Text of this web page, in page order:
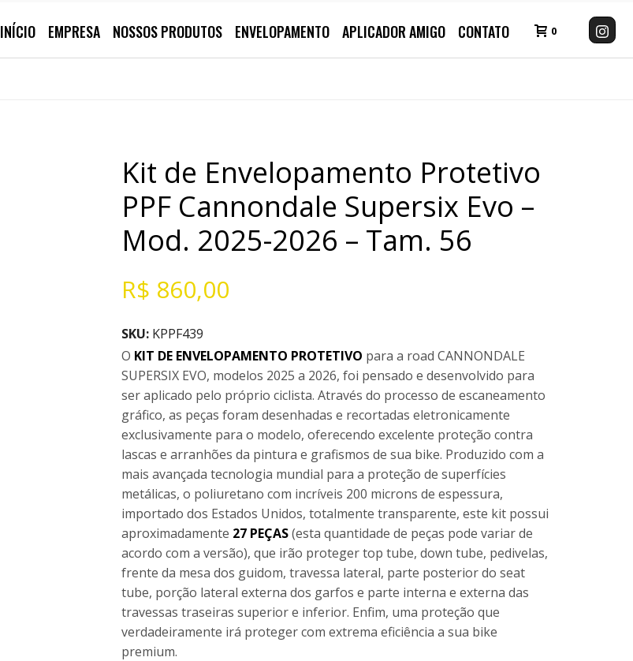
INÍCIO EMPRESA NOSSOS PRODUTOS ENVELOPAMENTO APLICADOR AMIGO CONTATO 0
Kit de Envelopamento Protetivo
PPF Cannondale Supersix Evo –
Mod. 2025-2026 – Tam. 56
R$ 860,00
SKU: KPPF439
O KIT DE ENVELOPAMENTO PROTETIVO para a road CANNONDALE
SUPERSIX EVO, modelos 2025 a 2026, foi pensado e desenvolvido para
ser aplicado pelo próprio ciclista. Através do processo de escaneamento
gráfico, as peças foram desenhadas e recortadas eletronicamente
exclusivamente para o modelo, oferecendo excelente proteção contra
lascas e arranhões da pintura e grafismos de sua bike. Produzido com a
mais avançada tecnologia mundial para a proteção de superfícies
metálicas, o poliuretano com incríveis 200 microns de espessura,
importado dos Estados Unidos, totalmente transparente, este kit possui
aproximadamente 27 PEÇAS(esta quantidade de peças pode variar de
acordo com a versão), que irão proteger top tube, down tube, pedivelas,
frente da mesa dos guidom, travessa lateral, parte posterior do seat
tube, porção lateral externa dos garfos e parte interna e externa das
travessas traseiras superior e inferior. Enfim, uma proteção que
verdadeiramente irá proteger com extrema eficiência a sua bike
premium.